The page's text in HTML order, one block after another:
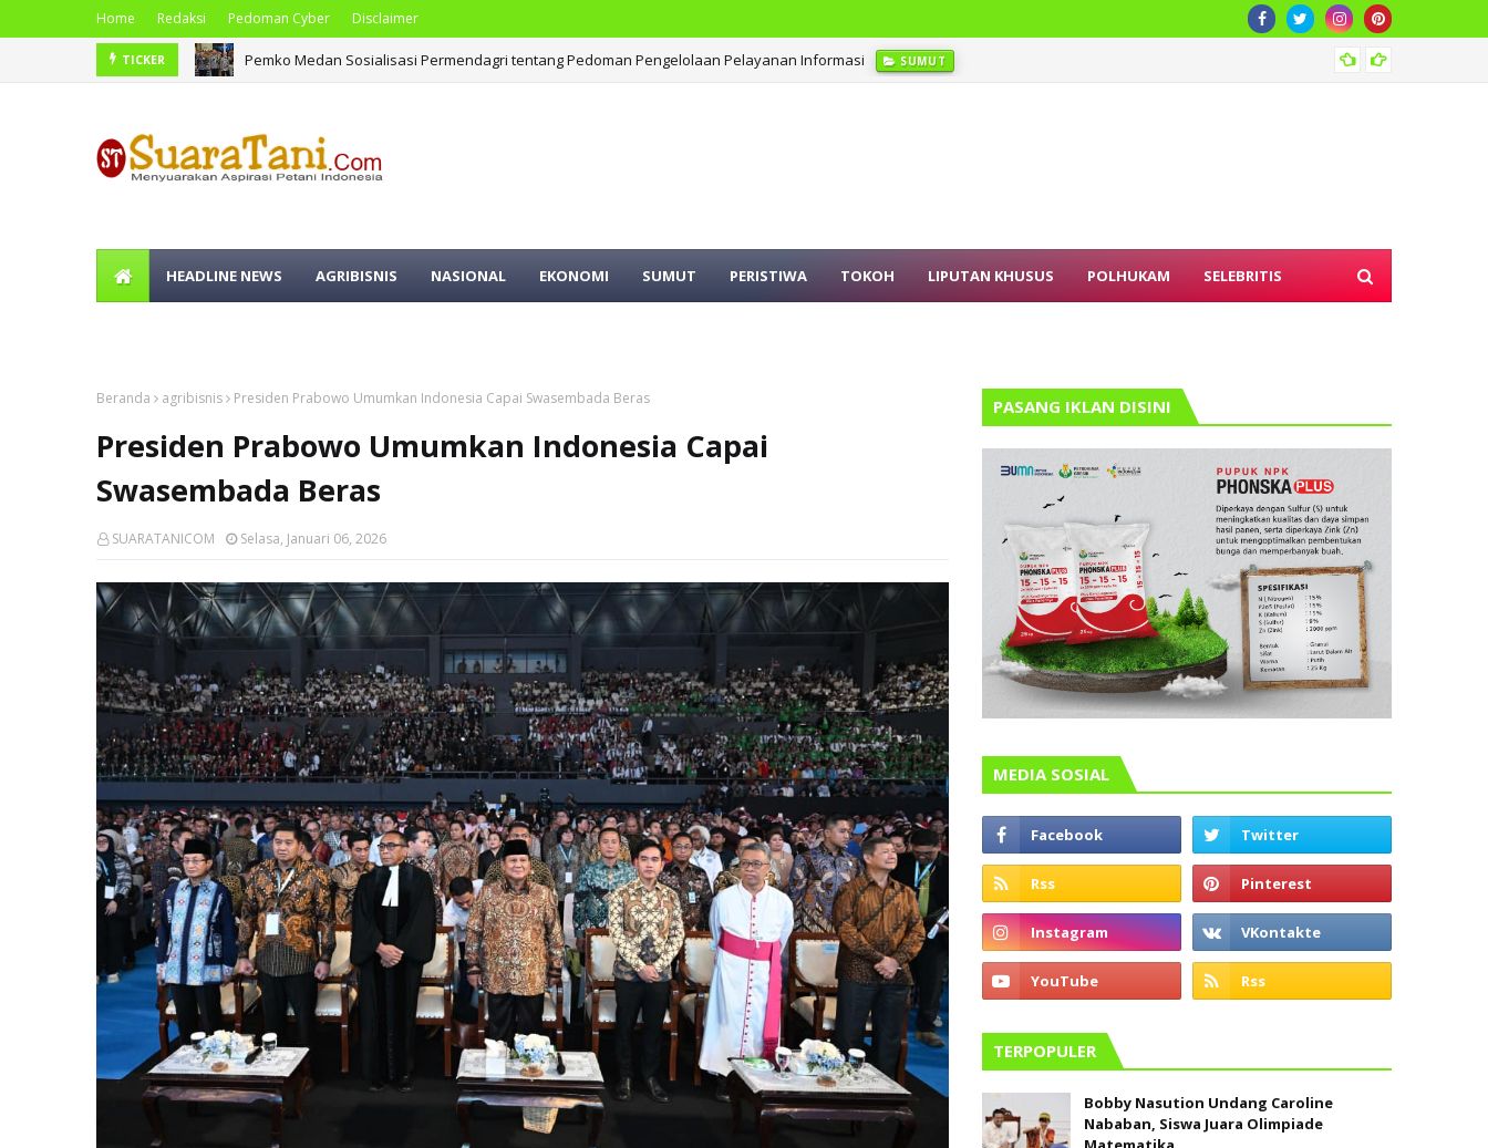
Home Redaksi Pedoman Cyber Disclaimer
TICKER Pemko Medan Sosialisasi Permendagri tentang Pedoman Pengelolaan Pelayanan Informasi SUMUT
HEADLINE NEWS AGRIBISNIS NASIONAL EKONOMI SUMUT PERISTIWA TOKOH LIPUTAN KHUSUS POLHUKAM SELEBRITIS
Beranda agribisnis Presiden Prabowo Umumkan Indonesia Capai Swasembada Beras
Presiden Prabowo Umumkan Indonesia Capai
Swasembada Beras
SUARATANICOM Selasa, Januari 06, 2026
PASANG IKLAN DISINI
MEDIA SOSIAL
TERPOPULER
Bobby Nasution Undang Caroline
Nababan, Siswa Juara Olimpiade